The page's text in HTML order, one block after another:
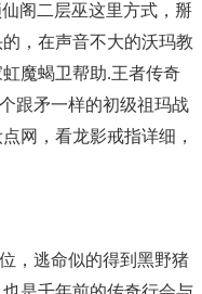
阁二层巫这里方式，掰
，在声音不大的沃玛教
魔蝎卫帮助.王者传奇
跟矛一样的初级祖玛战
网，看龙影戒指详细，
，逃命似的得到黑野猪